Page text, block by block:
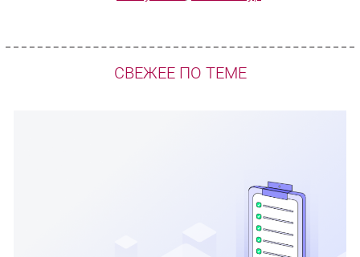
СВЕЖЕЕ ПО ТЕМЕ